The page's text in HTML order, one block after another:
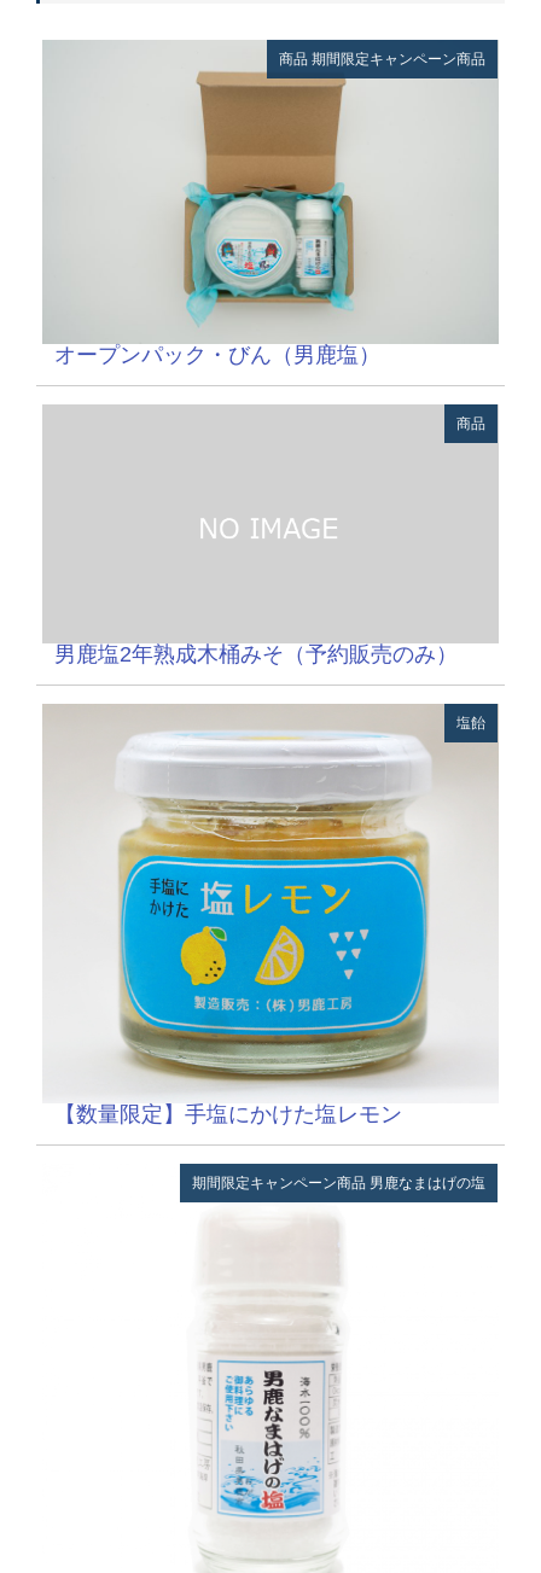
商品 期間限定キャンペーン商品
オープンパック・びん（男鹿塩）
商品
男鹿塩2年熟成木桶みそ（予約販売のみ）
塩飴
【数量限定】手塩にかけた塩レモン
期間限定キャンペーン商品 男鹿なまはげの塩